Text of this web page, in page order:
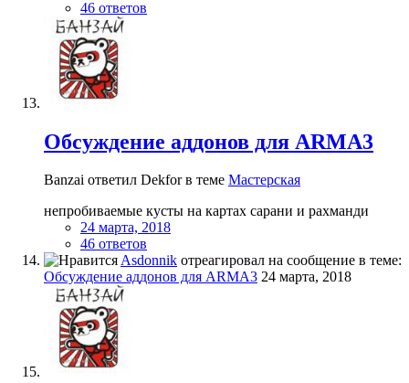
46 ответов
Обсуждение аддонов для ARMA3
Banzai ответил Dekfor в теме Мастерская
непробиваемые кусты на картах сарани и рахманди
24 марта, 2018
46 ответов
Asdonnik отреагировал на сообщение в теме:
Обсуждение аддонов для ARMA3 24 марта, 2018